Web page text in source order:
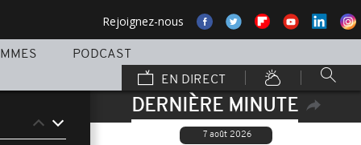
Rejoignez-nous
PODCAST
EN DIRECT
DERNIÈRE MINUTE
7 août 2026